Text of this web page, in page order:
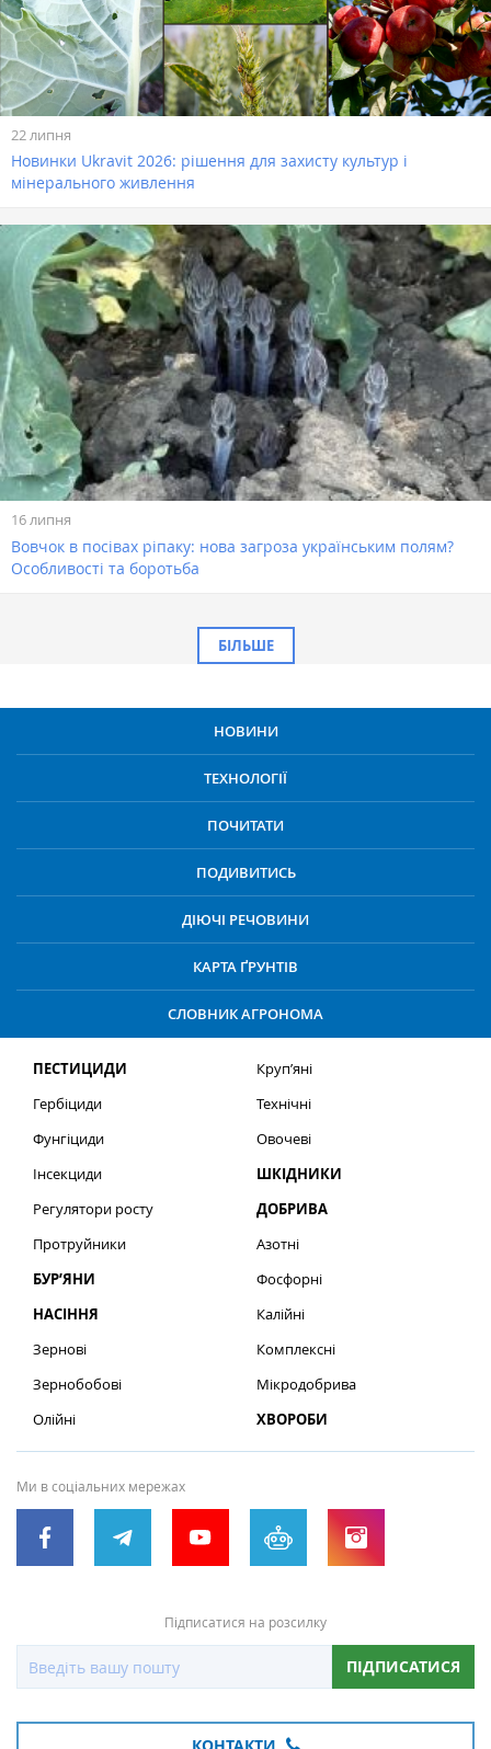
22 липня
Новинки Ukravit 2026: рішення для захисту культур і
мінерального живлення
16 липня
Вовчок в посівах ріпаку: нова загроза українським полям?
Особливості та боротьба
БІЛЬШЕ
НОВИНИ
ТЕХНОЛОГІЇ
ПОЧИТАТИ
ПОДИВИТИСЬ
ДІЮЧІ РЕЧОВИНИ
КАРТА ҐРУНТІВ
СЛОВНИК АГРОНОМА
ПЕСТИЦИДИ
Гербіциди
Фунгіциди
Інсекциди
Регулятори росту
Протруйники
БУР’ЯНИ
НАСІННЯ
Зернові
Зернобобові
Олійні
Круп’яні
Технічні
Овочеві
ШКІДНИКИ
ДОБРИВА
Азотні
Фосфорні
Калійні
Комплексні
Мікродобрива
ХВОРОБИ
Ми в соціальних мережах
Підписатися на розсилку
ПІДПИСАТИСЯ